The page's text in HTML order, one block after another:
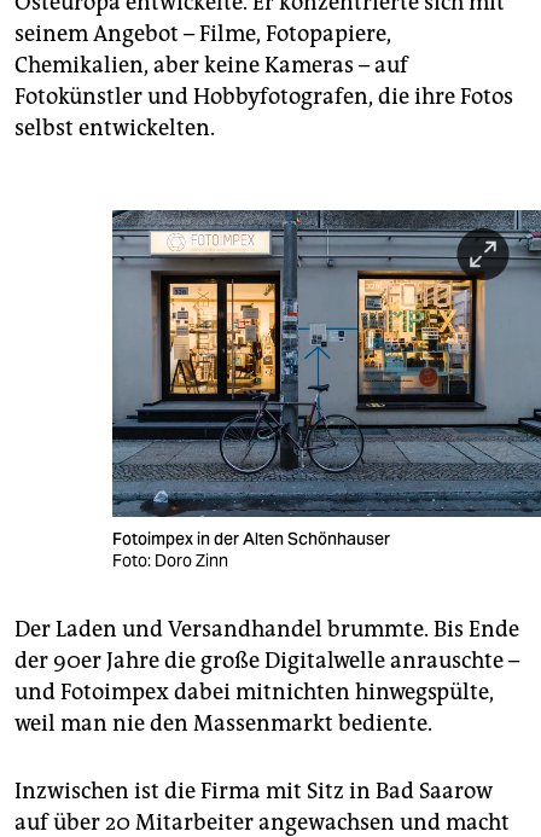
seinem Angebot – Filme, Fotopapiere,
Chemikalien, aber keine Kameras – auf
Fotokünstler und Hobbyfotografen, die ihre Fotos
selbst entwickelten.
Fotoimpex in der Alten Schönhauser
Foto: Doro Zinn
Der Laden und Versandhandel brummte. Bis Ende
der 90er Jahre die große Digitalwelle anrauschte –
und Fotoimpex dabei mitnichten hinwegspülte,
weil man nie den Massenmarkt bediente.
Inzwischen ist die Firma mit Sitz in Bad Saarow
auf über 20 Mitarbeiter angewachsen und macht